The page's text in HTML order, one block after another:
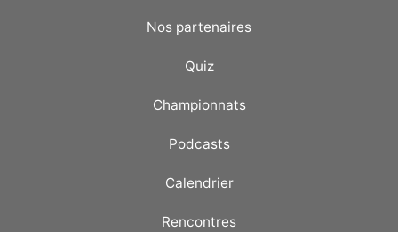
Nos partenaires
Quiz
Championnats
Podcasts
Calendrier
Rencontres